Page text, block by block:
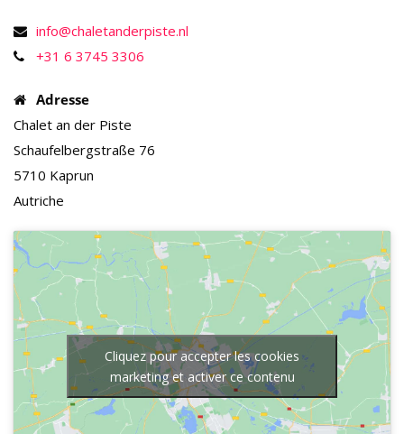
info@chaletanderpiste.nl
+31 6 3745 3306
Adresse
Chalet an der Piste
Schaufelbergstraße 76
5710 Kaprun
Autriche
Cliquez pour accepter les cookies
marketing et activer ce contenu